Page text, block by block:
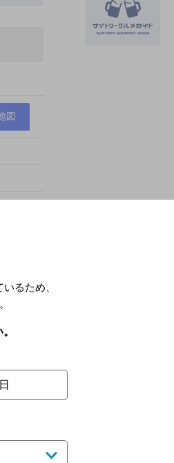
図
るため、
日